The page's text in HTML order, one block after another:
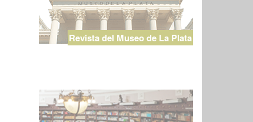
Revista del Museo de La Plata